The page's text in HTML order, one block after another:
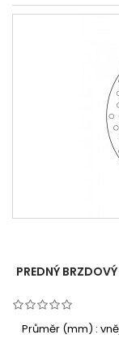
PREDNÝ
Průměr (mm) :